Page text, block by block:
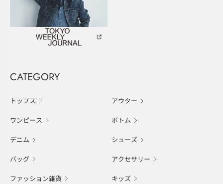
CATEGORY
トップス アウター
ワンピース ボトム
デニム シューズ
バッグ アクセサリー
ファッション雑貨 キッズ